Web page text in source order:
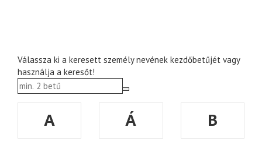
Válassza ki a keresett személy nevének kezdőbetűjét vagy
használja a keresőt!
A Á
B